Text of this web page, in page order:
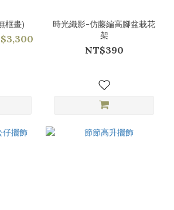
框畫)
時光織影-仿藤編高腳盆栽花
架
NT$390